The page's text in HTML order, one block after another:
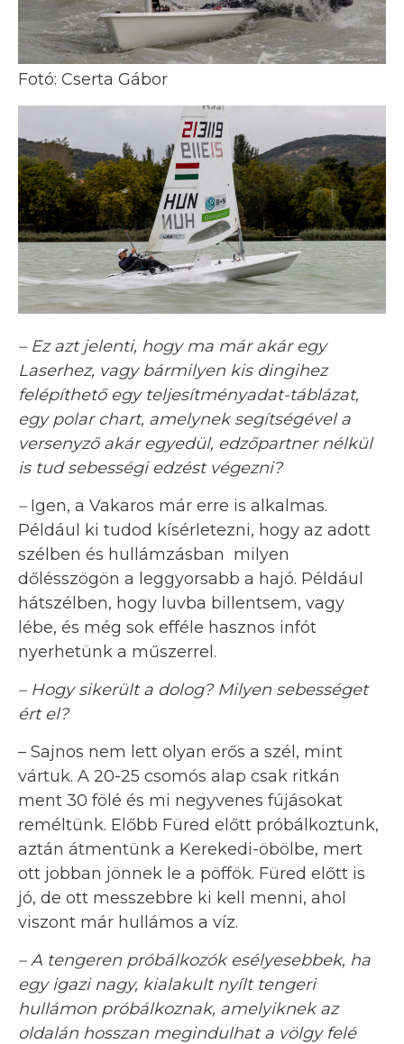
Fotó: Cserta Gábor
– Ez azt jelenti, hogy ma már akár egy
Laserhez, vagy bármilyen kis dingihez
felépíthető egy teljesítményadat-táblázat,
egy polar chart, amelynek segítségével a
versenyző akár egyedül, edzőpartner nélkül
is tud sebességi edzést végezni?
– Igen, a Vakaros már erre is alkalmas.
Például ki tudod kísérletezni, hogy az adott
szélben és hullámzásban milyen
dőlésszögön a leggyorsabb a hajó. Például
hátszélben, hogy luvba billentsem, vagy
lébe, és még sok efféle hasznos infót
nyerhetünk a műszerrel.
– Hogy sikerült a dolog? Milyen sebességet
ért el?
– Sajnos nem lett olyan erős a szél, mint
vártuk. A 20-25 csomós alap csak ritkán
ment 30 fölé és mi negyvenes fújásokat
reméltünk. Előbb Füred előtt próbálkoztunk,
aztán átmentünk a Kerekedi-öbölbe, mert
ott jobban jönnek le a pöffök. Füred előtt is
jó, de ott messzebbre ki kell menni, ahol
viszont már hullámos a víz.
– A tengeren próbálkozók esélyesebbek, ha
egy igazi nagy, kialakult nyílt tengeri
hullámon próbálkoznak, amelyiknek az
oldalán hosszan megindulhat a völgy felé